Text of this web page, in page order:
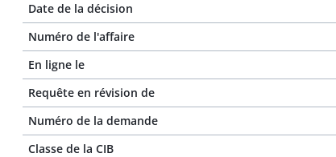
Date de la décision
Numéro de l'affaire
En ligne le
Requête en révision de
Numéro de la demande
Classe de la CIB